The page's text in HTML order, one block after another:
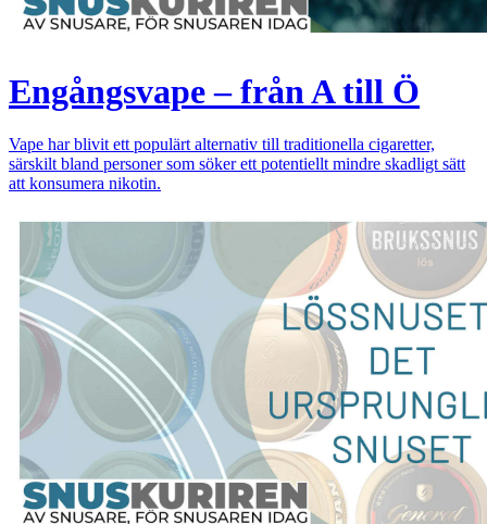
Engångsvape – från A till Ö
Vape har blivit ett populärt alternativ till traditionella cigaretter,
särskilt bland personer som söker ett potentiellt mindre skadligt sätt
att konsumera nikotin.